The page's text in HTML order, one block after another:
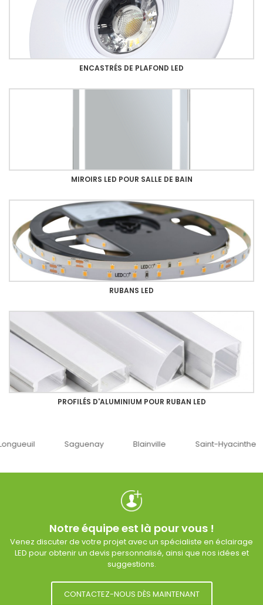
ENCASTRÉS DE PLAFOND LED
MIROIRS LED POUR SALLE DE BAIN
RUBANS LED
PROFILÉS D'ALUMINIUM POUR RUBAN LED
Blainville Saint-Hyacinthe Ottawa
Notre équipe est là pour vous !
Venez discuter de votre projet avec un spécialiste en éclairage
LED pour obtenir un devis personnalisé, ainsi que nos idées et
suggestions.
CONTACTEZ-NOUS DÈS MAINTENANT